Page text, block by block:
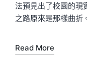
法預見出了校園的現
之路原來是那樣曲折
Read More